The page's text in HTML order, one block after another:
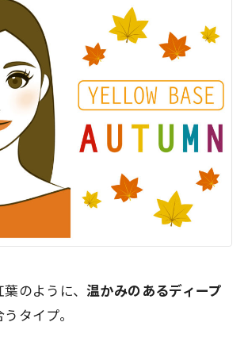
のように、温かみのあるディープ
タイプ。